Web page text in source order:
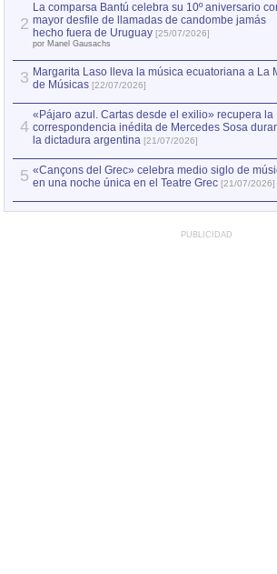
2
La comparsa Bantú celebra su 10º aniversario
mayor desfile de llamadas de candombe jamás
hecho fuera de Uruguay [25/07/2026]
por Manel Gausachs
3 Margarita Laso lleva la música ecuatoriana a La
de Músicas [22/07/2026]
4
«Pájaro azul. Cartas desde el exilio» recupera la
correspondencia inédita de Mercedes Sosa
la dictadura argentina [21/07/2026]
5 «Cançons del Grec» celebra medio siglo de
en una noche única en el Teatre Grec [21/07/2026]
PUBLICIDAD